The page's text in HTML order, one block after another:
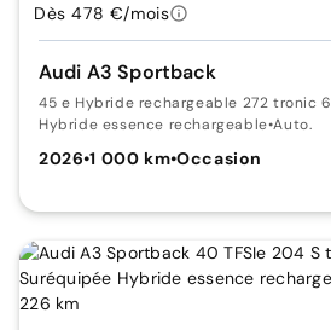
Audi A3 Sportback
45 e Hybride rechargeable 272 tronic 6
Hybride essence rechargeable•Auto.
2026•1 000 km•Occasion
Dès 478 €/mois